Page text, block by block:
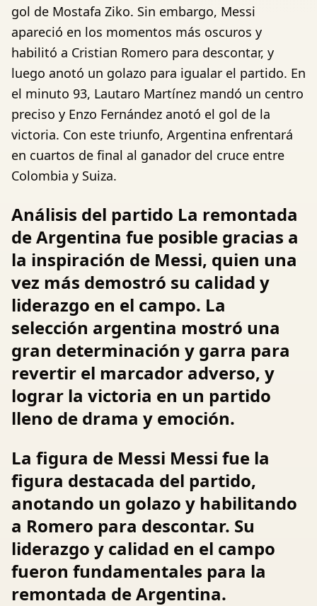
gol de Mostafa Ziko. Sin embargo, Messi
apareció en los momentos más oscuros y
habilitó a Cristian Romero para descontar, y
luego anotó un golazo para igualar el partido. En
el minuto 93, Lautaro Martínez mandó un centro
preciso y Enzo Fernández anotó el gol de la
victoria. Con este triunfo, Argentina enfrentará
en cuartos de final al ganador del cruce entre
Colombia y Suiza.
Análisis del partido La remontada
de Argentina fue posible gracias a
la inspiración de Messi, quien una
vez más demostró su calidad y
liderazgo en el campo. La
selección argentina mostró una
gran determinación y garra para
revertir el marcador adverso, y
lograr la victoria en un partido
lleno de drama y emoción.
La figura de Messi Messi fue la
figura destacada del partido,
anotando un golazo y habilitando
a Romero para descontar. Su
liderazgo y calidad en el campo
fueron fundamentales para la
remontada de Argentina.